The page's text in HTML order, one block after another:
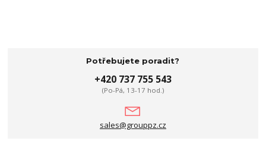
Potřebujete poradit?
+420 737 755 543
(Po-Pá, 13-17 hod.)
sales@grouppz.cz